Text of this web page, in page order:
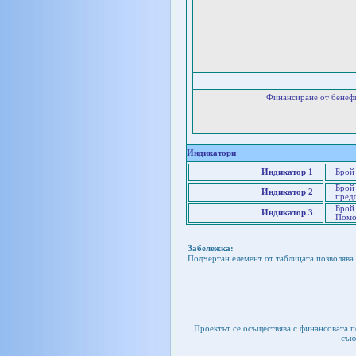
Финансиране от
Индикатори
Индикатор 1 Брой
Индикатор 2
Брой
Индикатор 3
Брой
Забележка:
Подчертан елемент от таблицата
Проектът се осъществява с финансовата